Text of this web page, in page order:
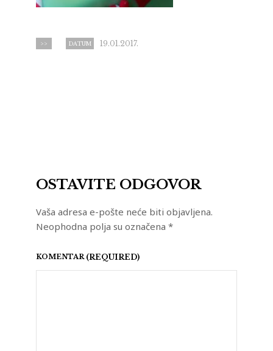
>> DATUM 19.01.2017.
OSTAVITE ODGOVOR
Vaša adresa e-pošte neće biti objavljena.
Neophodna polja su označena *
KOMENTAR